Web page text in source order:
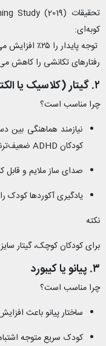
کوبه‌ای:
توجه پایدار را ۲۵٪ افزایش می‌دهد.
رفتارهای تکانشی را کاهش
۲. گیتار (کلاسیک یا الکتریک برای نوجوانان)
چرا مناسب است؟
نیازمند هماهنگی
کودکان ADHD ضعیف‌ترند و با تمرین گیتار تقویت می‌شوند.
صدای ساز ملایم و
یادگیری آکوردها کودک
نکته
برای کودکان کوچک، گیتار
۳. پیانو یا کیبورد
چرا مناسب است؟
ساختار پیانو باعث
کودک سریع متوجه